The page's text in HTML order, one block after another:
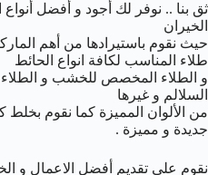
ثق بنا .. نوفر لك أجود و أفضل
الخيران
حيث نقوم باستيرادها من أهم
طلاء المناسب لكافة انواع الحائط
و الطلاء المخصص للخشب و
السلالم و غيرها
من الألوان المميزة كما نقوم بخلط
جديدة و مميزة .
نقوم على تقديم أفضل الاعمال و